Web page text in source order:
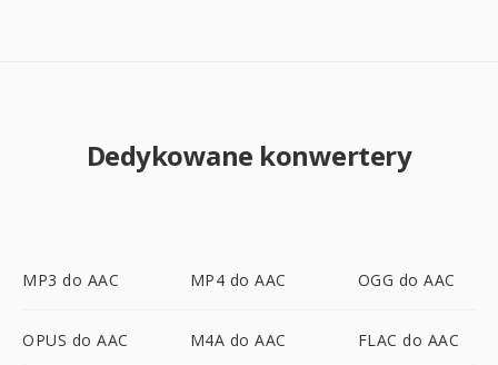
Dedykowane konwertery
MP3 do AAC MP4 do AAC OGG do AAC
OPUS do AAC M4A do AAC FLAC do AAC